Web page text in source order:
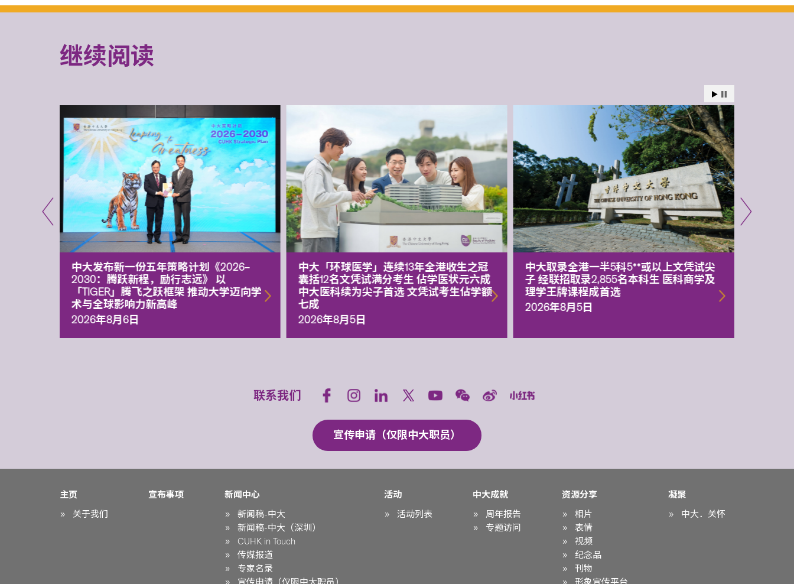
继续阅读
中大发布新一份五年策略计划《2026‒
2030：腾跃新程，励行志远》 以
「TIGER」腾飞之跃框架 推动大学迈向学
术与全球影响力新高峰
2026年8月6日
中大「环球医学」连续13年全港收生之冠
囊括12名文凭试满分考生 佔学医状元六成
中大医科续为尖子首选 文凭试考生佔学额
七成
2026年8月5日
中大取录全港一半5科5**或以上文凭试尖
子 经联招取录2,855名本科生 医科商学及
理学王牌课程成首选
2026年8月5日
联系我们
宣传申请（仅限中大职员）
主页
关于我们
宣布事项
新闻中心
新闻稿-中大
新闻稿-中大（深圳）
CUHK in Touch
传媒报道
专家名录
活动
活动列表
中大成就
周年报告
专题访问
资源分享
相片
表情
视频
纪念品
刊物
凝聚
中大．关怀